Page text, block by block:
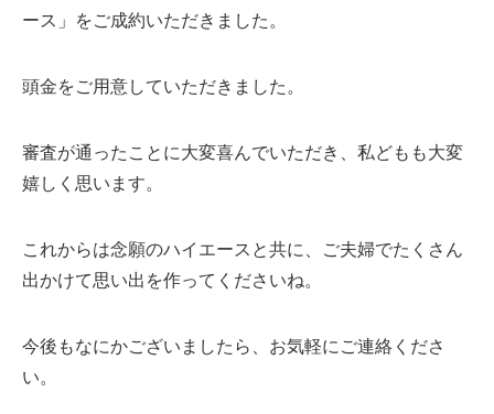
ース」をご成約いただきました。
頭金をご用意していただきました。
審査が通ったことに大変喜んでいただき、私どもも大変
嬉しく思います。
これからは念願のハイエースと共に、ご夫婦でたくさん
出かけて思い出を作ってくださいね。
今後もなにかございましたら、お気軽にご連絡くださ
い。